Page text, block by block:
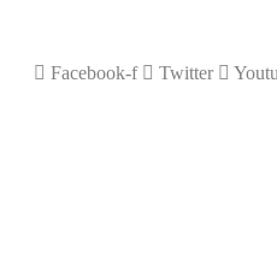
Facebook-f Twitter